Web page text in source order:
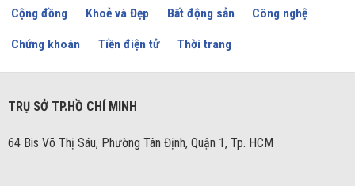
Cộng đồng Khoẻ và Đẹp Bất động sản Công nghệ
Chứng khoán Tiền điện tử Thời trang
TRỤ SỞ TP.HỒ CHÍ MINH
64 Bis Võ Thị Sáu, Phường Tân Định, Quận 1, Tp. HCM